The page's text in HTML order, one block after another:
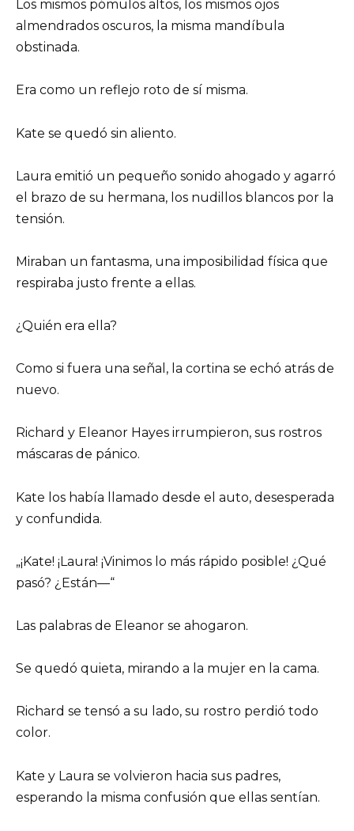
Los mismos pómulos altos, los mismos ojos
almendrados oscuros, la misma mandíbula
obstinada.
Era como un reflejo roto de sí misma.
Kate se quedó sin aliento.
Laura emitió un pequeño sonido ahogado y agarró
el brazo de su hermana, los nudillos blancos por la
tensión.
Miraban un fantasma, una imposibilidad física que
respiraba justo frente a ellas.
¿Quién era ella?
Como si fuera una señal, la cortina se echó atrás de
nuevo.
Richard y Eleanor Hayes irrumpieron, sus rostros
máscaras de pánico.
Kate los había llamado desde el auto, desesperada
y confundida.
„¡Kate! ¡Laura! ¡Vinimos lo más rápido posible! ¿Qué
pasó? ¿Están—“
Las palabras de Eleanor se ahogaron.
Se quedó quieta, mirando a la mujer en la cama.
Richard se tensó a su lado, su rostro perdió todo
color.
Kate y Laura se volvieron hacia sus padres,
esperando la misma confusión que ellas sentían.